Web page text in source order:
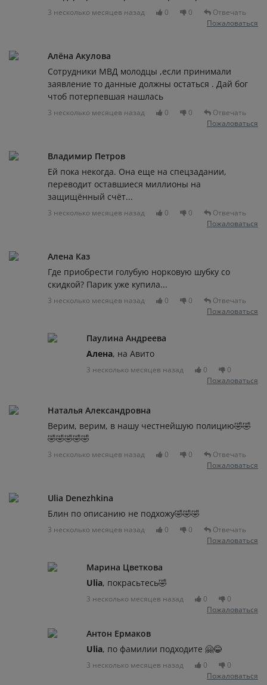
3 несколько месяцев назад 0 0
Отвечать
Пожаловаться
Алёна Акулова
Сотрудники МВД молодцы ,если принимали
заявление то данные должны остаться . Дай бог
чтоб потерпевшая нашлась
3 несколько месяцев назад 0 0
Отвечать
Пожаловаться
Владимир Петров
Ей пока некогда. Она еще на спецзадании,
переводит оставшиеся миллионы на
защищённый счёт...
3 несколько месяцев назад 0 0
Отвечать
Пожаловаться
Алена Каз
Где приобрести голубую норковую шубку со
скидкой? Парик уже купила...
3 несколько месяцев назад 0 0
Отвечать
Пожаловаться
Паулина Андреева
Алена, на Авито
3 несколько месяцев назад 0
0
Пожаловаться
Наталья Александровна
Верим, верим, в нашу честнейшую полицию🤣🤣
🤣🤣🤣🤣🤣
3 несколько месяцев назад 0 0
Отвечать
Пожаловаться
Ulia Denezhkina
Блин по описанию не подхожу🤣🤣🤣
3 несколько месяцев назад 0 0
Отвечать
Пожаловаться
Марина Цветкова
Ulia, покрасьтесь🤣
3 несколько месяцев назад 0
0
Пожаловаться
Антон Ермаков
Ulia, по фамилии подходите 🤗😂
3 несколько месяцев назад 0
0
Пожаловаться